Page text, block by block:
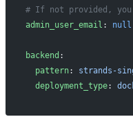
# If not provided,
admin_user_email : null
backend :
  pattern
: strands-
  deployment_type
: